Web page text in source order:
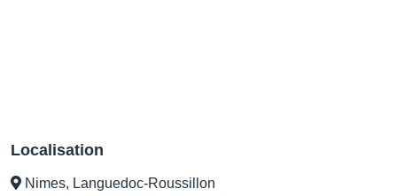
Localisation
Nimes, Languedoc-Roussillon